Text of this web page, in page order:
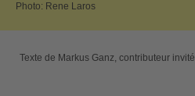
Photo: Rene Laros
Texte de Markus Ganz, contributeur invité